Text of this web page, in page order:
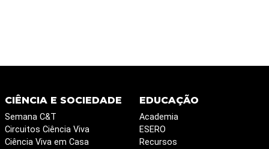
CIÊNCIA E SOCIEDADE
Semana C&T
Circuitos Ciência Viva
Ciência Viva em Casa
EDUCAÇÃO
Academia
ESERO
Recursos